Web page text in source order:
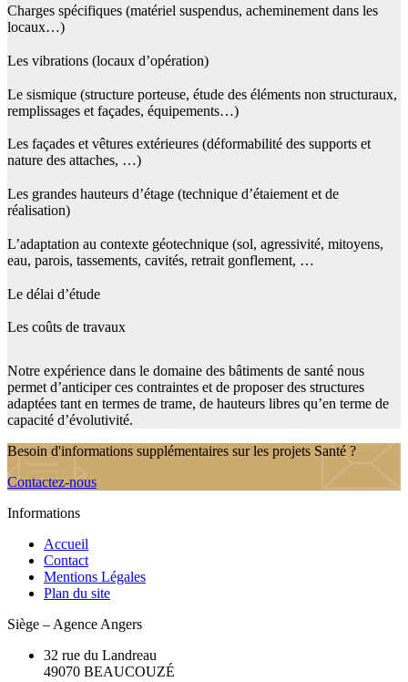
Charges spécifiques (matériel suspendus, acheminement dans les
locaux…)
Les vibrations (locaux d’opération)
Le sismique (structure porteuse, étude des éléments non structuraux,
remplissages et façades, équipements…)
Les façades et vêtures extérieures (déformabilité des supports et
nature des attaches, …)
Les grandes hauteurs d’étage (technique d’étaiement et de
réalisation)
L’adaptation au contexte géotechnique (sol, agressivité, mitoyens,
eau, parois, tassements, cavités, retrait gonflement, …
Le délai d’étude
Les coûts de travaux
Notre expérience dans le domaine des bâtiments de santé nous
permet d’anticiper ces contraintes et de proposer des structures
adaptées tant en termes de trame, de hauteurs libres qu’en terme de
capacité d’évolutivité.
Besoin d'informations supplémentaires sur les projets Santé ?
Contactez-nous
Informations
Accueil
Contact
Mentions Légales
Plan du site
Siège – Agence Angers
32 rue du Landreau
49070 BEAUCOUZÉ